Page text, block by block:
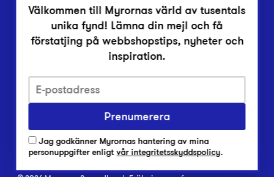
Integritetsskyddspolicy
Har du frågor om onlineköp, leverans eller retur?
Har du frågor om vår verksamhet?
Vanliga frågor om Myrorna
Välkommen till Myrornas värld av tusentals
unika fynd! Lämna din mejl och få
förstatjing på webbshopstips, nyheter och
inspiration.
Prenumerera
Jag godkänner Myrornas hantering av mina
personuppgifter enligtvår integritetsskyddspolicy.